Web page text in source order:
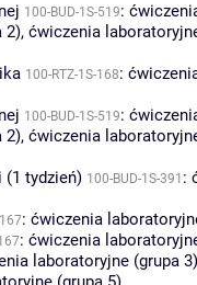
100-BUD-1S-519:
2), ćwiczenia
100-RTZ-1S-168:
100-BUD-1S-519:
2), ćwiczenia
(1 tydzień) 100-BUD-1S-391 :
: ćwiczenia
: ćwiczenia
laboratoryjne (grupa 3)